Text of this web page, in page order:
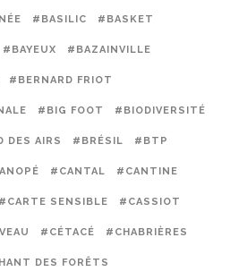
#BASILIC #BASKET
#BAYEUX #BAZAINVILLE
#BERNARD FRIOT
#BIG FOOT #BIODIVERSITÉ
DES AIRS #BRÉSIL #BTP
#CANTAL #CANTINE
#CARTE SENSIBLE #CASSIOT
#CÉTACÉ #CHABRIÈRES
DES FORÊTS